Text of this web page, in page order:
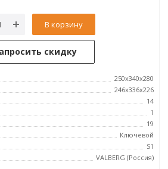
В корзину
скидку
250x340x280
246х336х226
14
1
19
Ключевой
S1
VALBERG (Россия)